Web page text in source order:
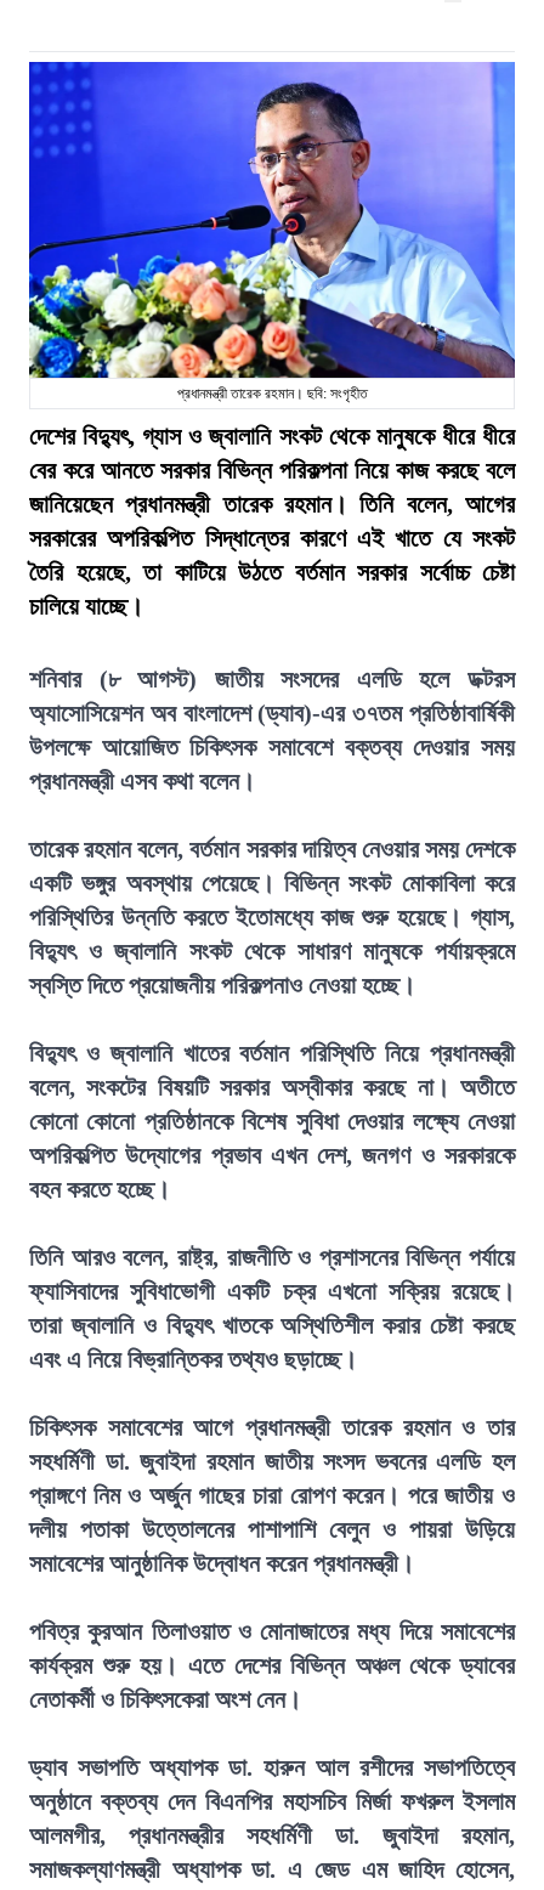
প্রধানমন্ত্রী তারেক রহমান। ছবি: সংগৃহীত
দেশের বিদ্যুৎ, গ্যাস ও জ্বালানি সংকট থেকে মানুষকে ধীরে ধীরে
বের করে আনতে সরকার বিভিন্ন পরিকল্পনা নিয়ে কাজ করছে বলে
জানিয়েছেন প্রধানমন্ত্রী তারেক রহমান। তিনি বলেন, আগের
সরকারের অপরিকল্পিত সিদ্ধান্তের কারণে এই খাতে যে সংকট
তৈরি হয়েছে, তা কাটিয়ে উঠতে বর্তমান সরকার সর্বোচ্চ চেষ্টা
চালিয়ে যাচ্ছে।
শনিবার (৮ আগস্ট) জাতীয় সংসদের এলডি হলে ডক্টরস
অ্যাসোসিয়েশন অব বাংলাদেশ (ড্যাব)-এর ৩৭তম প্রতিষ্ঠাবার্ষিকী
উপলক্ষে আয়োজিত চিকিৎসক সমাবেশে বক্তব্য দেওয়ার সময়
প্রধানমন্ত্রী এসব কথা বলেন।
তারেক রহমান বলেন, বর্তমান সরকার দায়িত্ব নেওয়ার সময় দেশকে
একটি ভঙ্গুর অবস্থায় পেয়েছে। বিভিন্ন সংকট মোকাবিলা করে
পরিস্থিতির উন্নতি করতে ইতোমধ্যে কাজ শুরু হয়েছে। গ্যাস,
বিদ্যুৎ ও জ্বালানি সংকট থেকে সাধারণ মানুষকে পর্যায়ক্রমে
স্বস্তি দিতে প্রয়োজনীয় পরিকল্পনাও নেওয়া হচ্ছে।
বিদ্যুৎ ও জ্বালানি খাতের বর্তমান পরিস্থিতি নিয়ে প্রধানমন্ত্রী
বলেন, সংকটের বিষয়টি সরকার অস্বীকার করছে না। অতীতে
কোনো কোনো প্রতিষ্ঠানকে বিশেষ সুবিধা দেওয়ার লক্ষ্যে নেওয়া
অপরিকল্পিত উদ্যোগের প্রভাব এখন দেশ, জনগণ ও সরকারকে
বহন করতে হচ্ছে।
তিনি আরও বলেন, রাষ্ট্র, রাজনীতি ও প্রশাসনের বিভিন্ন পর্যায়ে
ফ্যাসিবাদের সুবিধাভোগী একটি চক্র এখনো সক্রিয় রয়েছে।
তারা জ্বালানি ও বিদ্যুৎ খাতকে অস্থিতিশীল করার চেষ্টা করছে
এবং এ নিয়ে বিভ্রান্তিকর তথ্যও ছড়াচ্ছে।
চিকিৎসক সমাবেশের আগে প্রধানমন্ত্রী তারেক রহমান ও তার
সহধর্মিণী ডা. জুবাইদা রহমান জাতীয় সংসদ ভবনের এলডি হল
প্রাঙ্গণে নিম ও অর্জুন গাছের চারা রোপণ করেন। পরে জাতীয় ও
দলীয় পতাকা উত্তোলনের পাশাপাশি বেলুন ও পায়রা উড়িয়ে
সমাবেশের আনুষ্ঠানিক উদ্বোধন করেন প্রধানমন্ত্রী।
পবিত্র কুরআন তিলাওয়াত ও মোনাজাতের মধ্য দিয়ে সমাবেশের
কার্যক্রম শুরু হয়। এতে দেশের বিভিন্ন অঞ্চল থেকে ড্যাবের
নেতাকর্মী ও চিকিৎসকেরা অংশ নেন।
ড্যাব সভাপতি অধ্যাপক ডা. হারুন আল রশীদের সভাপতিত্বে
অনুষ্ঠানে বক্তব্য দেন বিএনপির মহাসচিব মির্জা ফখরুল ইসলাম
আলমগীর, প্রধানমন্ত্রীর সহধর্মিণী ডা. জুবাইদা রহমান,
সমাজকল্যাণমন্ত্রী অধ্যাপক ডা. এ জেড এম জাহিদ হোসেন,